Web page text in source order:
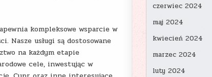
kompleksowe wsparcie w
Nasze usługi są dostosowane
na każdym etapie
cele, inwestując w
czerwiec 2024
maj 2024
kwiecień 2024
marzec 2024
luty 2024